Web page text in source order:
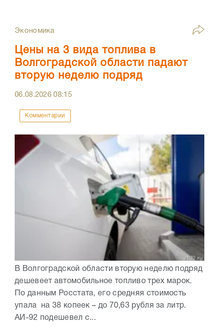
Экономика
Цены на 3 вида топлива в
Волгоградской области падают
вторую неделю подряд
06.08.202608:15
Комментарии
В Волгоградской области вторую неделю подряд
дешевеет автомобильное топливо трех марок.
По данным Росстата, его средняя стоимость
упала на 38 копеек – до 70,63 рубля за литр.
АИ-92 подешевел с...